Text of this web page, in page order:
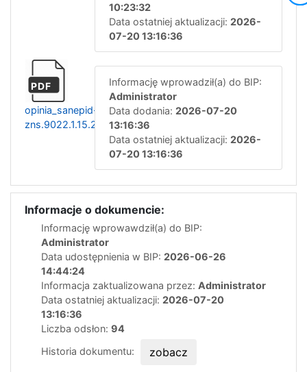
10:23:32
Data ostatniej aktualizacji: 2026-
07-20 13:16:36
PDF
opinia_sanepid-
zns.9022.1.15.2026.aw
Informację wprowadził(a) do BIP:
Administrator
Data dodania: 2026-07-20
13:16:36
Data ostatniej aktualizacji: 2026-
07-20 13:16:36
Informacje o dokumencie:
Informację wprowawdził(a) do BIP:
Administrator
Data udostępnienia w BIP: 2026-06-26
14:44:24
Informacja zaktualizowana przez: Administrator
Data ostatniej aktualizacji: 2026-07-20
13:16:36
Liczba odsłon: 94
Historia dokumentu:
zobacz